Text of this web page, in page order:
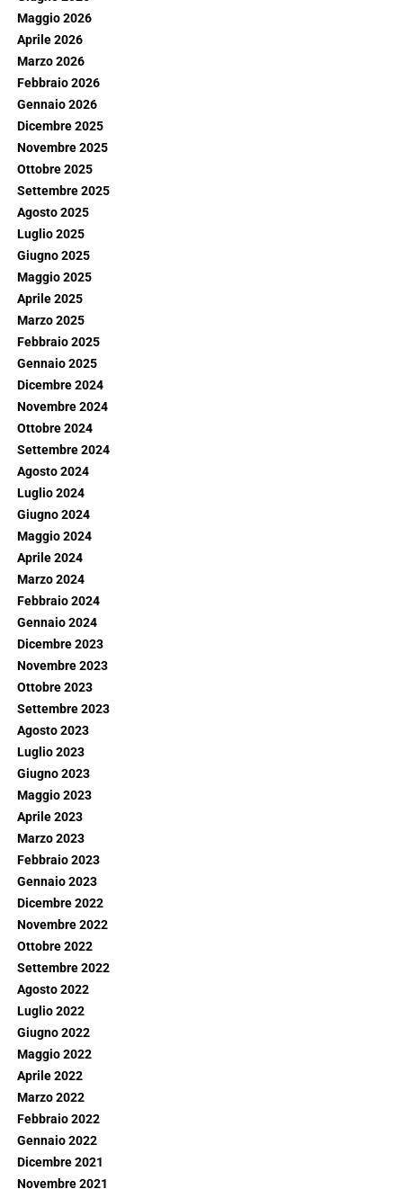
Maggio 2026
Aprile 2026
Marzo 2026
Febbraio 2026
Gennaio 2026
Dicembre 2025
Novembre 2025
Ottobre 2025
Settembre 2025
Agosto 2025
Luglio 2025
Giugno 2025
Maggio 2025
Aprile 2025
Marzo 2025
Febbraio 2025
Gennaio 2025
Dicembre 2024
Novembre 2024
Ottobre 2024
Settembre 2024
Agosto 2024
Luglio 2024
Giugno 2024
Maggio 2024
Aprile 2024
Marzo 2024
Febbraio 2024
Gennaio 2024
Dicembre 2023
Novembre 2023
Ottobre 2023
Settembre 2023
Agosto 2023
Luglio 2023
Giugno 2023
Maggio 2023
Aprile 2023
Marzo 2023
Febbraio 2023
Gennaio 2023
Dicembre 2022
Novembre 2022
Ottobre 2022
Settembre 2022
Agosto 2022
Luglio 2022
Giugno 2022
Maggio 2022
Aprile 2022
Marzo 2022
Febbraio 2022
Gennaio 2022
Dicembre 2021
Novembre 2021